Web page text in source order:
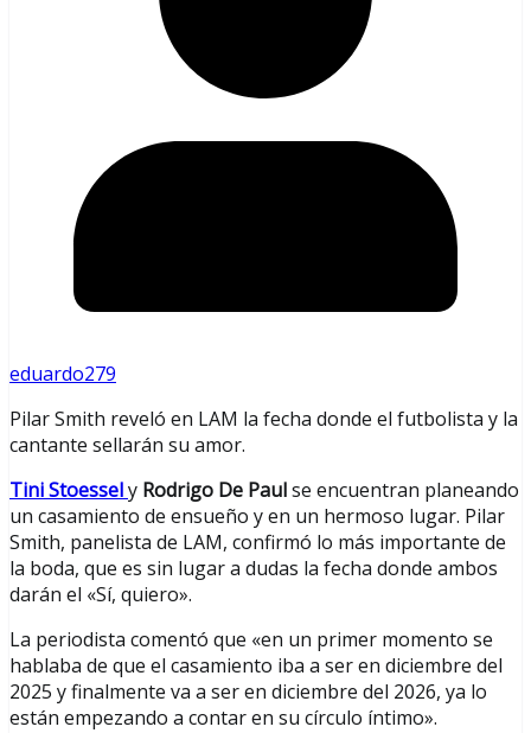
eduardo279
Pilar Smith reveló en LAM la fecha donde el futbolista y la
cantante sellarán su amor.
Tini Stoessely Rodrigo De Paulse encuentran planeando
un casamiento de ensueño y en un hermoso lugar. Pilar
Smith, panelista de LAM, confirmó lo más importante de
la boda, que es sin lugar a dudas la fecha donde ambos
darán el «Sí, quiero».
La periodista comentó que «en un primer momento se
hablaba de que el casamiento iba a ser en diciembre del
2025 y finalmente va a ser en diciembre del 2026, ya lo
están empezando a contar en su círculo íntimo».